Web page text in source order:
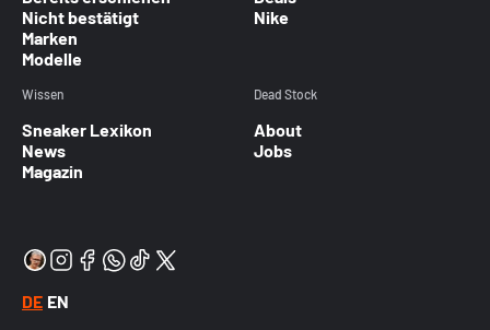
Nicht bestätigt
Marken
Modelle
Nike
Wissen
Sneaker Lexikon
News
Magazin
Dead Stock
About
Jobs
DE EN